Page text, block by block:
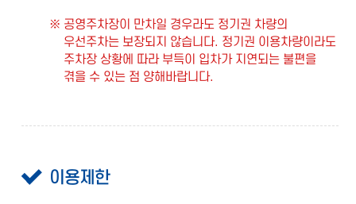
공영주차장이 만차일 경우라도 정기권 차량의
우선주차는 보장되지 않습니다. 정기권 이용차량이라도
주차장 상황에 따라 부득이 입차가 지연되는 불편을
겪을 수 있는 점 양해바랍니다.
이용제한